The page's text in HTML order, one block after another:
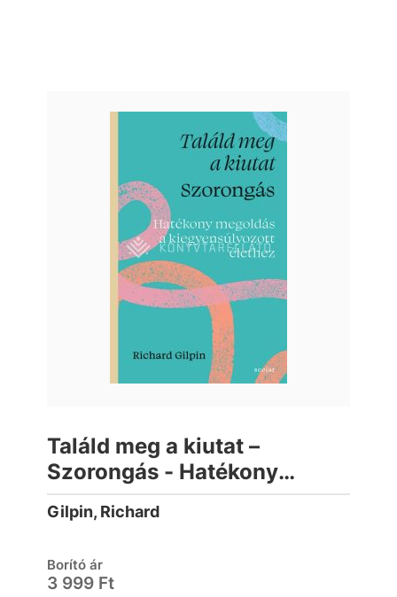
Találd meg a kiutat –
Szorongás - Hatékony
megoldás a
kiegyensúlyozott élethez
Gilpin, Richard
Borító ár
3 999 Ft